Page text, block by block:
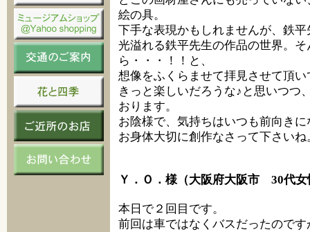
絵の具。
下手な表現かもしれませんが、鉄
光溢れる鉄平先生の作品の世界。
ら・・・！！と、
想像をふくらませて拝見させて頂
きっと楽しいだろうな♪と思いつつ
おります。
お陰様で、気持ちはいつも前向き
お身体大切に創作なさって下さい
Ｙ．Ｏ．様（大阪府大阪市 30代女
本日で２回目です。
前回は車ではなくバスだったので